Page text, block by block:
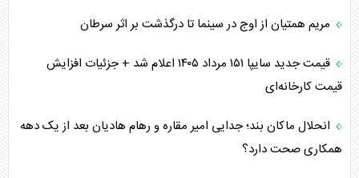
مریم همتیان از اوج در سینما تا درگذشت بر اثر سرطان
قیمت جدید سایپا ۱۵۱ مرداد ۱۴۰۵ اعلام شد + جزئیات افزایش
قیمت کارخانه‌ای
انحلال ماکان بند؛ جدایی امیر مقاره و رهام هادیان بعد از یک دهه
همکاری صحت دارد؟